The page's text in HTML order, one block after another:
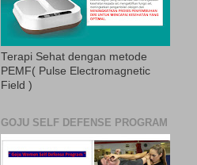
Terapi Sehat dengan metode
PEMF( Pulse Electromagnetic
Field )
GOJU SELF DEFENSE PROGRAM